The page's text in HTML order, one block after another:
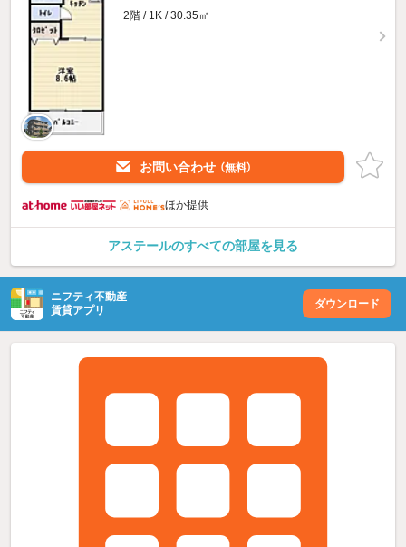
2階 / 1K / 30.35㎡
お問い合わせ （無料）
ほか提供
アステールのすべての部屋を見る
ニフティ不動産
賃貸アプリ
ダウンロード